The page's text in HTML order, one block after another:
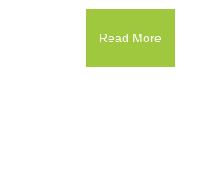
Read More